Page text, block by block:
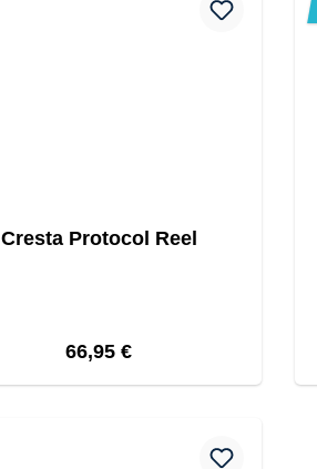
Cresta Protocol Reel
Regulärer Preis:
66,95 €